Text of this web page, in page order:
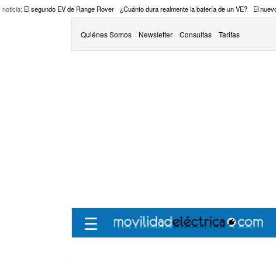
noticia: El segundo EV de Range Rover ¿Cuánto dura realmente la batería de un VE? El
Quiénes Somos Newsletter Consultas Tarifas
☰